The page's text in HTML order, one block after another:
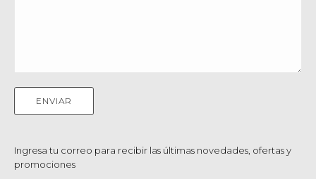
Ingresa tu correo para recibir las últimas novedades, ofertas y
promociones